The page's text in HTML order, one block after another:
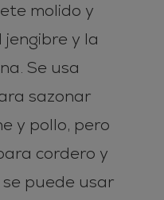
molido y
jengibre y la
Se usa
sazonar
y pollo, pero
cordero y
puede usar